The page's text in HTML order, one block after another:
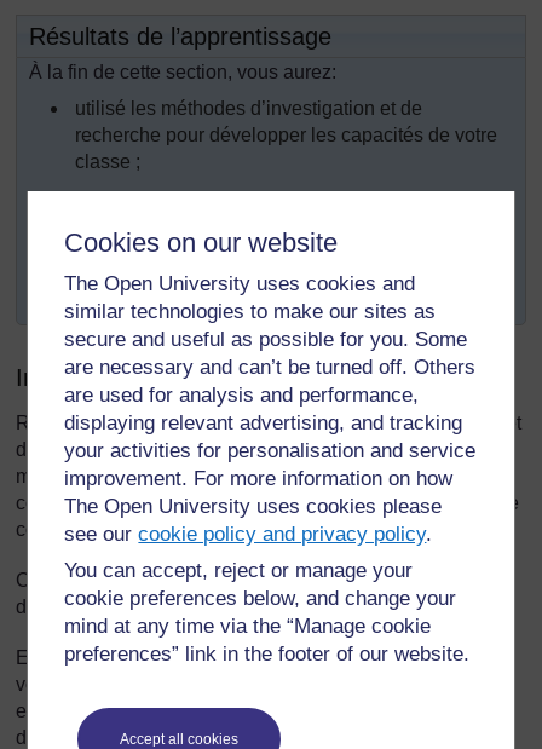
Cookies on our website
The Open University uses cookies and
similar technologies to make our sites as
secure and useful as possible for you. Some
are necessary and can’t be turned off. Others
are used for analysis and performance,
displaying relevant advertising, and tracking
your activities for personalisation and service
improvement. For more information on how
The Open University uses cookies please
see ourcookie policy and privacy policy.
You can accept, reject or manage your
cookie preferences below, and change your
mind at any time via the “Manage cookie
preferences” link in the footer of our website.
Accept all cookies
Résultats de l’apprentissage
À la fin de cette section, vous aurez:
utilisé les méthodes d’investigation et de
recherche pour développer les capacités de votre
classe ;
récits originaux.
Introduction
Raconter des histoires est un élément important de la vie et
de la culture des communautés. Ce module considère les
manières de renforcer les liens entre l’école et la
communauté par l’utilisation des histoires de cette dernière
comme ressources d’apprentissage.
Cette section vous présente l'importance de la recherche
dans l'enseignement et l'apprentissage.
En réalisant des activités d’investigation et de recherche,
vous trouverez des réponses à vos questions, vous
essayerez des nouvelles idées pour ensuite les utiliser
dans le cadre d'un ouvrage original.